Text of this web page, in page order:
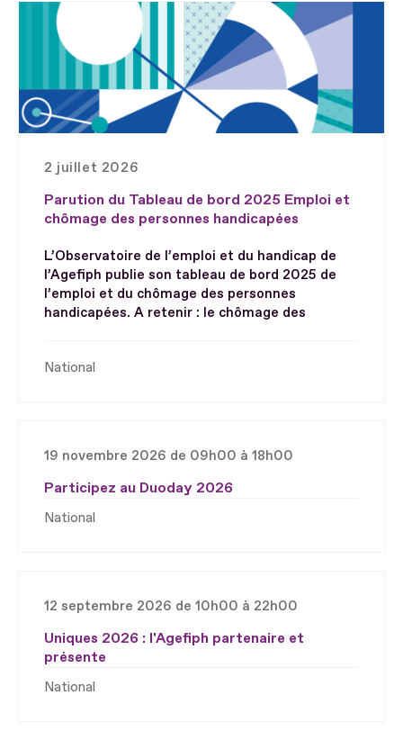
2 juillet 2026
Parution du Tableau de bord 2025 Emploi et
chômage des personnes handicapées
L’Observatoire de l’emploi et du handicap de
l’Agefiph publie son tableau de bord 2025 de
l’emploi et du chômage des personnes
handicapées. A retenir : le chômage des
National
19 novembre 2026 de 09h00 à 18h00
Participez au Duoday 2026
National
12 septembre 2026 de 10h00 à 22h00
Uniques 2026 : l'Agefiph partenaire et
présente
National